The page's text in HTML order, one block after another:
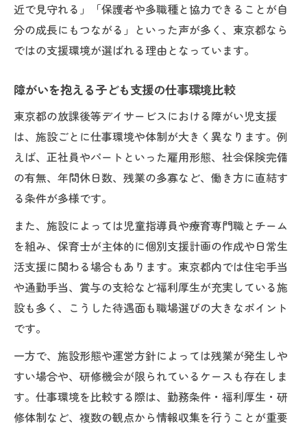
近で見守れる」「保護者や多職種と協力できることが自
分の成長にもつながる」といった声が多く、東京都なら
ではの支援環境が選ばれる理由となっています。
障がいを抱える子ども支援の仕事環境比較
東京都の放課後等デイサービスにおける障がい児支援
は、施設ごとに仕事環境や体制が大きく異なります。例
えば、正社員やパートといった雇用形態、社会保険完備
の有無、年間休日数、残業の多寡など、働き方に直結す
る条件が多様です。
また、施設によっては児童指導員や療育専門職とチーム
を組み、保育士が主体的に個別支援計画の作成や日常生
活支援に関わる場合もあります。東京都内では住宅手当
や通勤手当、賞与の支給など福利厚生が充実している施
設も多く、こうした待遇面も職場選びの大きなポイント
です。
一方で、施設形態や運営方針によっては残業が発生しや
すい場合や、研修機会が限られているケースも存在しま
す。仕事環境を比較する際は、勤務条件・福利厚生・研
修体制など、複数の観点から情報収集を行うことが重要